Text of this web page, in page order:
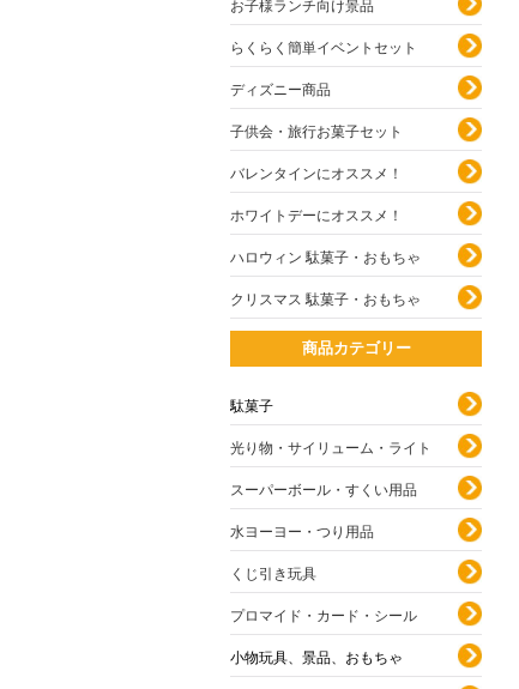
お子様ランチ向け景品
らくらく簡単イベントセット
ディズニー商品
子供会・旅行お菓子セット
バレンタインにオススメ！
ホワイトデーにオススメ！
ハロウィン 駄菓子・おもちゃ
クリスマス 駄菓子・おもちゃ
商品カテゴリー
駄菓子
光り物・サイリューム・ライト
スーパーボール・すくい用品
水ヨーヨー・つり用品
くじ引き玩具
プロマイド・カード・シール
小物玩具、景品、おもちゃ